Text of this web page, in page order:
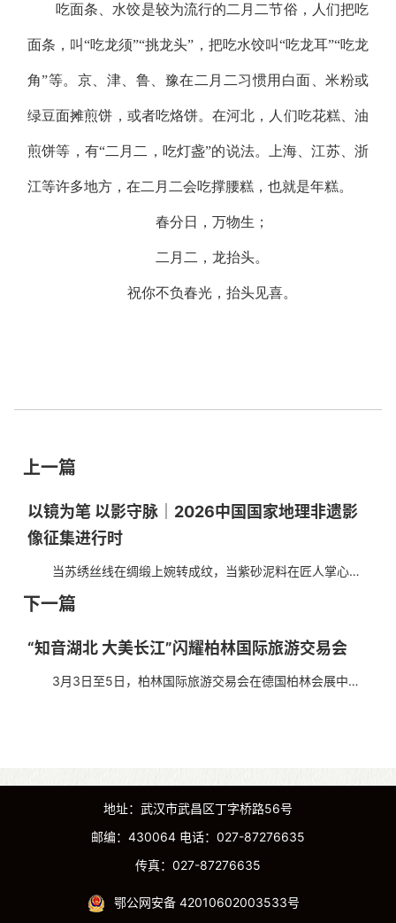
吃面条、水饺是较为流行的二月二节俗，人们把吃
面条，叫“吃龙须”“挑龙头”，把吃水饺叫“吃龙耳”“吃龙
角”等。京、津、鲁、豫在二月二习惯用白面、米粉或
绿豆面摊煎饼，或者吃烙饼。在河北，人们吃花糕、油
煎饼等，有“二月二，吃灯盏”的说法。上海、江苏、浙
江等许多地方，在二月二会吃撑腰糕，也就是年糕。
春分日，万物生；
二月二，龙抬头。
祝你不负春光，抬头见喜。
上一篇
以镜为笔 以影守脉｜2026中国国家地理非遗影
像征集进行时
当苏绣丝线在绸缎上婉转成纹，当紫砂泥料在匠人掌心凝
练成器，当侗族大歌的和声在山谷间层层回荡——这些穿越千
年的技艺与记忆，既是民族的根脉，也是时间的礼物。...
下一篇
“知音湖北 大美长江”闪耀柏林国际旅游交易会
3月3日至5日，柏林国际旅游交易会在德国柏林会展中心
地址：武汉市武昌区丁字桥路56号
邮编：430064 电话：027-87276635
传真：027-87276635
鄂公网安备 42010602003533号